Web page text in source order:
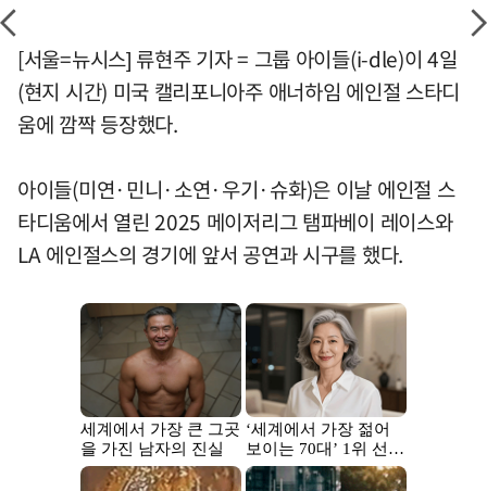
[서울=뉴시스] 류현주 기자 = 그룹 아이들(i-dle)이 4일
(현지 시간) 미국 캘리포니아주 애너하임 에인절 스타디
움에 깜짝 등장했다.
아이들(미연·민니·소연·우기·슈화)은 이날 에인절 스
타디움에서 열린 2025 메이저리그 탬파베이 레이스와
LA 에인절스의 경기에 앞서 공연과 시구를 했다.